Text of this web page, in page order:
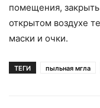
помещения,
открытом воздухе
маски и очки.
ТЕГИ пыльная мгла